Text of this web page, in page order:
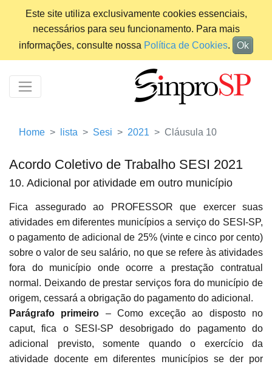
Este site utiliza exclusivamente cookies essenciais,
necessários para seu funcionamento. Para mais
informações, consulte nossa Política de Cookies. Ok
Home lista Sesi 2021 Cláusula 10
Acordo Coletivo de Trabalho SESI 2021
10. Adicional por atividade em outro município
Fica assegurado ao PROFESSOR que exercer suas
atividades em diferentes municípios a serviço do SESI-SP,
o pagamento de adicional de 25% (vinte e cinco por cento)
sobre o valor de seu salário, no que se refere às atividades
fora do município onde ocorre a prestação contratual
normal. Deixando de prestar serviços fora do município de
origem, cessará a obrigação do pagamento do adicional.
Parágrafo primeiro – Como exceção ao disposto no
caput, fica o SESI-SP desobrigado do pagamento do
adicional previsto, somente quando o exercício da
atividade docente em diferentes municípios se der por